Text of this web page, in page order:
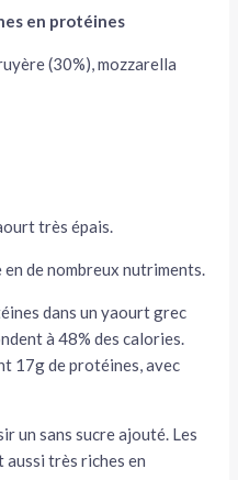
en protéines
(30%), mozzarella
très épais.
de nombreux nutriments.
dans un yaourt grec
à 48% des calories.
17g de protéines, avec
un sans sucre ajouté. Les
très riches en